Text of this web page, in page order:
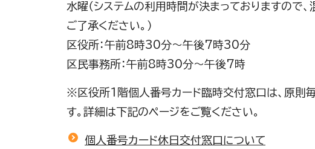
水曜（システムの利用時間が決まっておりますので
ご了承ください。）
区役所：午前8時30分～午後7時30分
区民事務所：午前8時30分～午後7時
※区役所1階個人番号カード臨時交付窓口は、原則
す。詳細は下記のページをご覧ください。
個人番号カード休日交付窓口について